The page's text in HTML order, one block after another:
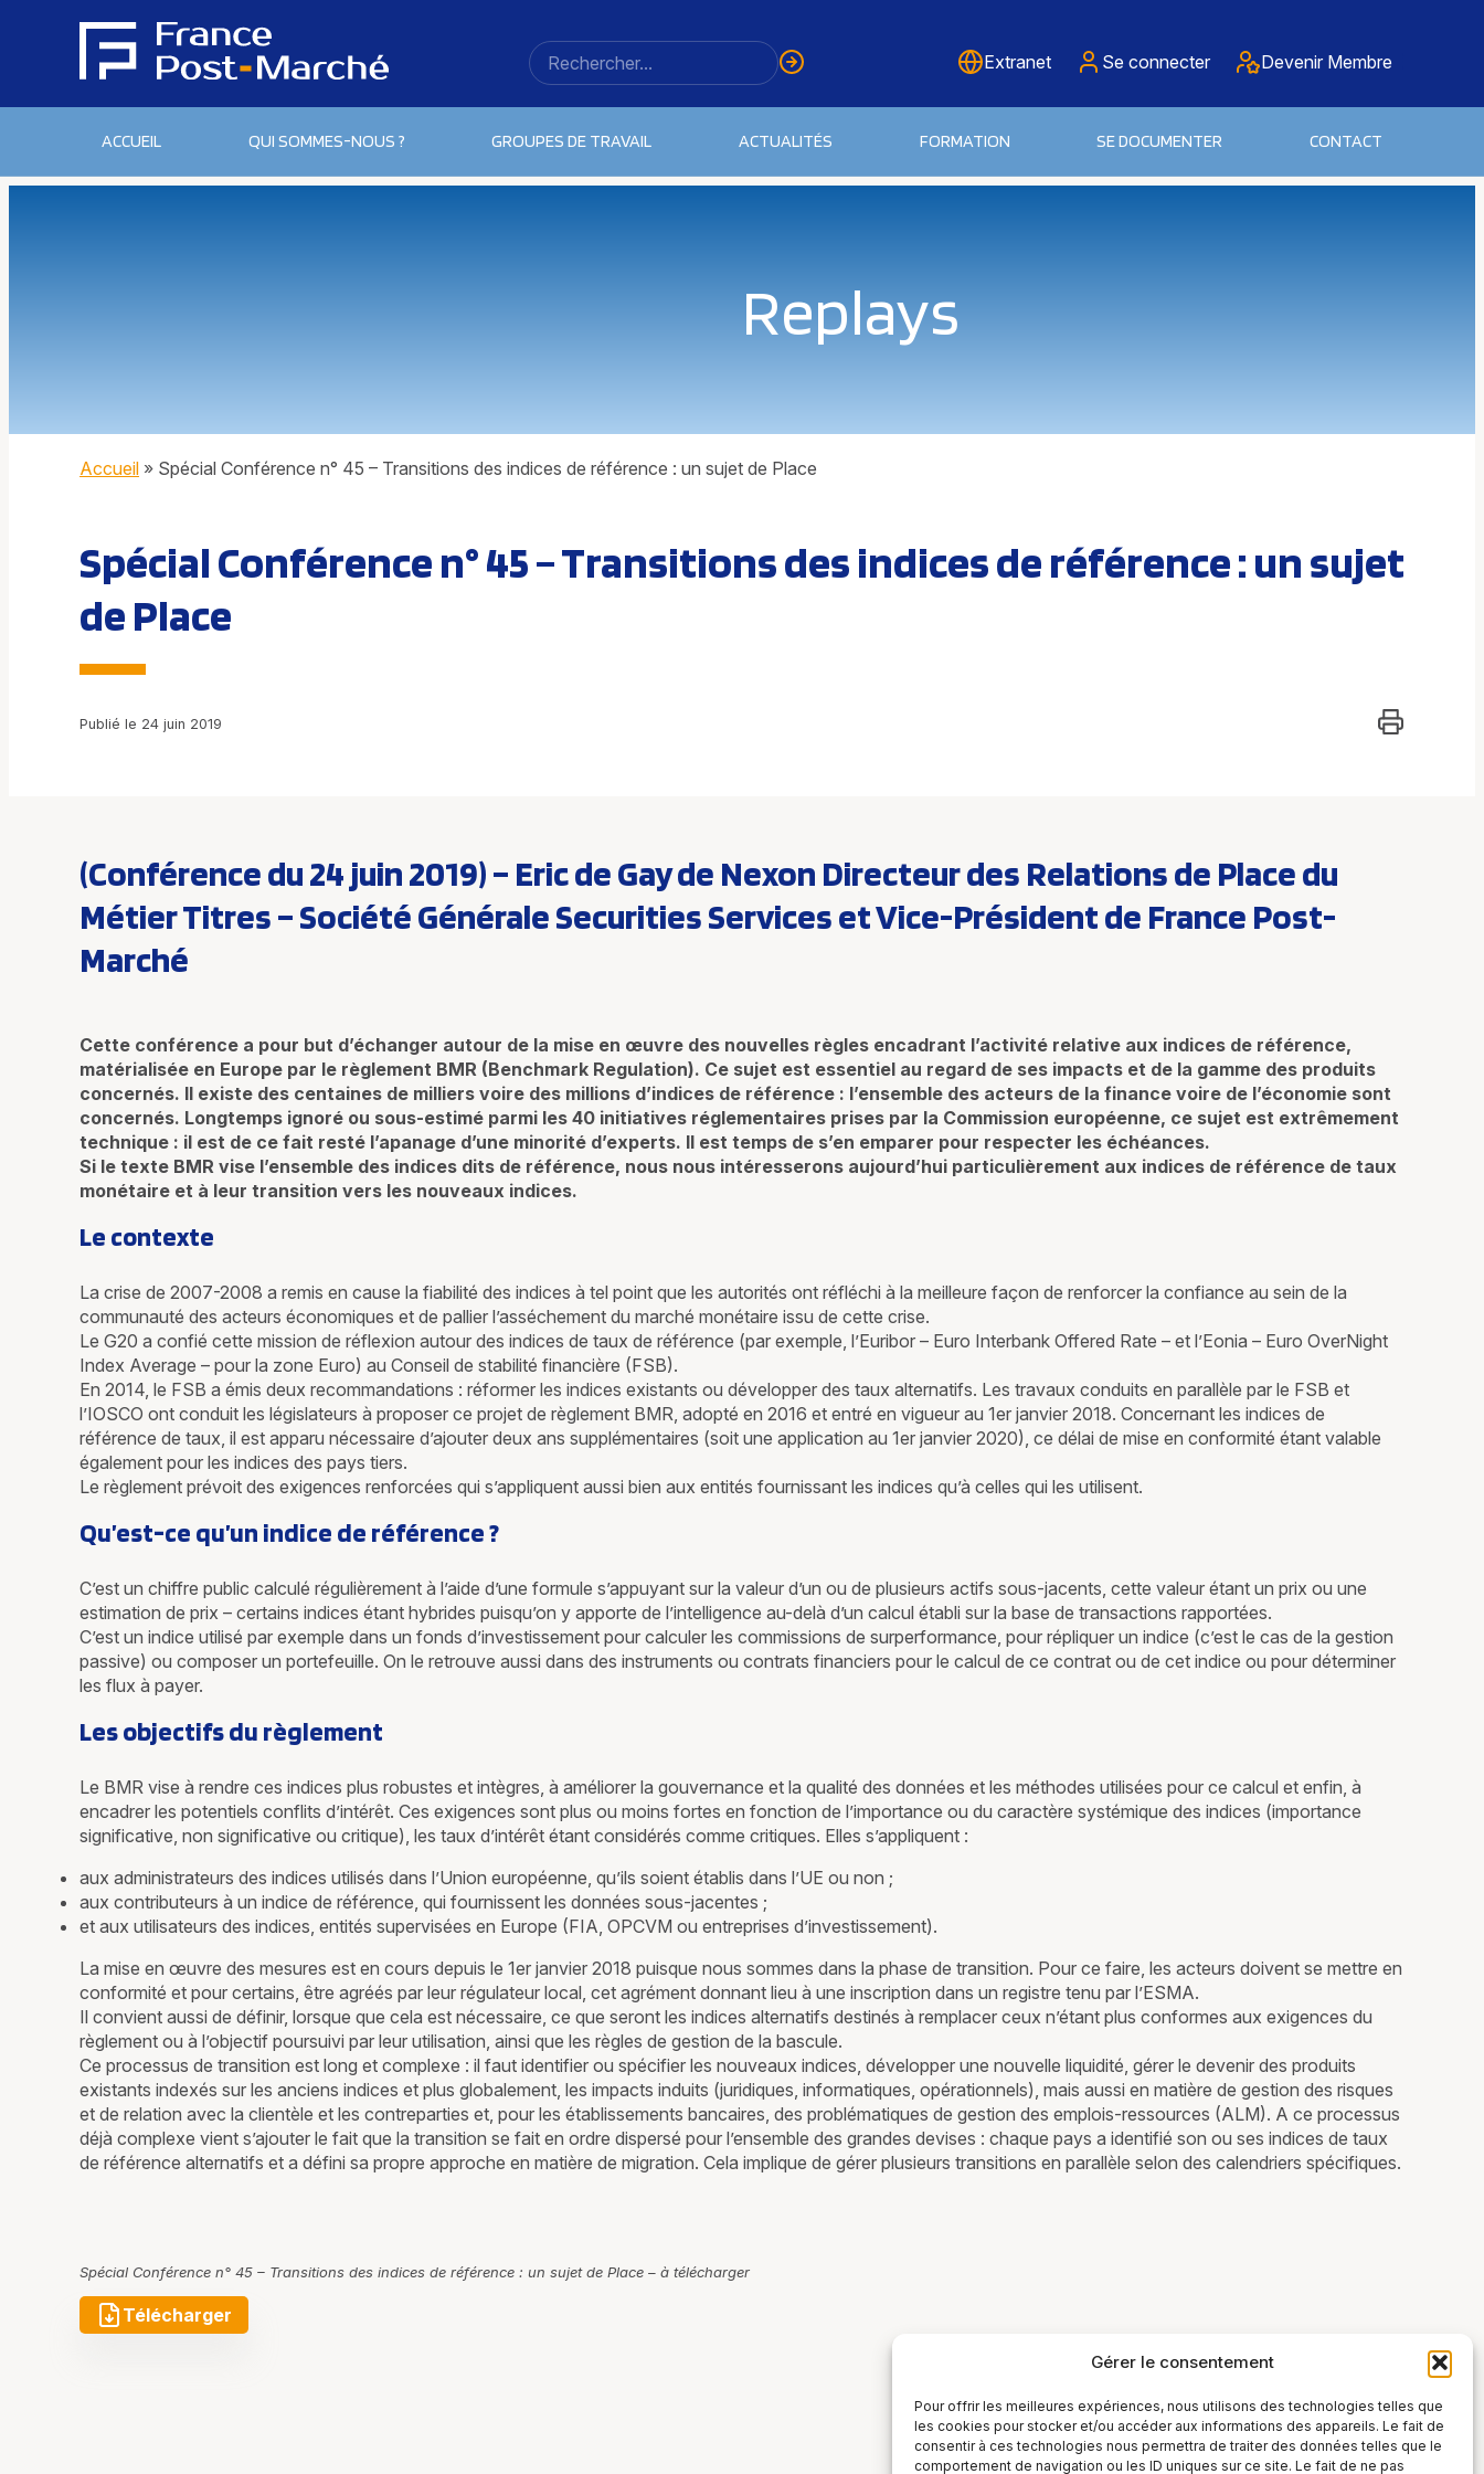
Gérer le consentement
Pour offrir les meilleures expériences, nous utilisons des technologies telles que
les cookies pour stocker et/ou accéder aux informations des appareils. Le fait de
consentir à ces technologies nous permettra de traiter des données telles que le
comportement de navigation ou les ID uniques sur ce site. Le fait de ne pas
Extranet Se connecter Devenir Membre
ACCUEIL QUI SOMMES-NOUS ? GROUPES DE TRAVAIL ACTUALITÉS FORMATION SE DOCUMENTER CONTACT
Replays
Accueil » Spécial Conférence n° 45 – Transitions des indices de référence : un sujet de Place
Spécial Conférence n° 45 – Transitions des indices de référence : un sujet
de Place
Publié le 24 juin 2019
(Conférence du 24 juin 2019) – Eric de Gay de Nexon Directeur des Relations de Place du
Métier Titres – Société Générale Securities Services et Vice-Président de France Post-
Marché
Cette conférence a pour but d’échanger autour de la mise en œuvre des nouvelles règles encadrant l’activité relative aux indices de référence,
matérialisée en Europe par le règlement BMR (Benchmark Regulation). Ce sujet est essentiel au regard de ses impacts et de la gamme des produits
concernés. Il existe des centaines de milliers voire des millions d’indices de référence : l’ensemble des acteurs de la finance voire de l’économie sont
concernés. Longtemps ignoré ou sous-estimé parmi les 40 initiatives réglementaires prises par la Commission européenne, ce sujet est extrêmement
technique : il est de ce fait resté l’apanage d’une minorité d’experts. Il est temps de s’en emparer pour respecter les échéances.
Si le texte BMR vise l’ensemble des indices dits de référence, nous nous intéresserons aujourd’hui particulièrement aux indices de référence de taux
monétaire et à leur transition vers les nouveaux indices.
Le contexte
La crise de 2007-2008 a remis en cause la fiabilité des indices à tel point que les autorités ont réfléchi à la meilleure façon de renforcer la confiance au sein de la
communauté des acteurs économiques et de pallier l’asséchement du marché monétaire issu de cette crise.
Le G20 a confié cette mission de réflexion autour des indices de taux de référence (par exemple, l’Euribor – Euro Interbank Offered Rate – et l’Eonia – Euro OverNight
Index Average – pour la zone Euro) au Conseil de stabilité financière (FSB).
En 2014, le FSB a émis deux recommandations : réformer les indices existants ou développer des taux alternatifs. Les travaux conduits en parallèle par le FSB et
l’IOSCO ont conduit les législateurs à proposer ce projet de règlement BMR, adopté en 2016 et entré en vigueur au 1er janvier 2018. Concernant les indices de
référence de taux, il est apparu nécessaire d’ajouter deux ans supplémentaires (soit une application au 1er janvier 2020), ce délai de mise en conformité étant valable
également pour les indices des pays tiers.
Le règlement prévoit des exigences renforcées qui s’appliquent aussi bien aux entités fournissant les indices qu’à celles qui les utilisent.
Qu’est-ce qu’un indice de référence ?
C’est un chiffre public calculé régulièrement à l’aide d’une formule s’appuyant sur la valeur d’un ou de plusieurs actifs sous-jacents, cette valeur étant un prix ou une
estimation de prix – certains indices étant hybrides puisqu’on y apporte de l’intelligence au-delà d’un calcul établi sur la base de transactions rapportées.
C’est un indice utilisé par exemple dans un fonds d’investissement pour calculer les commissions de surperformance, pour répliquer un indice (c’est le cas de la gestion
passive) ou composer un portefeuille. On le retrouve aussi dans des instruments ou contrats financiers pour le calcul de ce contrat ou de cet indice ou pour déterminer
les flux à payer.
Les objectifs du règlement
Le BMR vise à rendre ces indices plus robustes et intègres, à améliorer la gouvernance et la qualité des données et les méthodes utilisées pour ce calcul et enfin, à
encadrer les potentiels conflits d’intérêt. Ces exigences sont plus ou moins fortes en fonction de l’importance ou du caractère systémique des indices (importance
significative, non significative ou critique), les taux d’intérêt étant considérés comme critiques. Elles s’appliquent :
aux administrateurs des indices utilisés dans l’Union européenne, qu’ils soient établis dans l’UE ou non ;
aux contributeurs à un indice de référence, qui fournissent les données sous-jacentes ;
et aux utilisateurs des indices, entités supervisées en Europe (FIA, OPCVM ou entreprises d’investissement).
La mise en œuvre des mesures est en cours depuis le 1er janvier 2018 puisque nous sommes dans la phase de transition. Pour ce faire, les acteurs doivent se mettre en
conformité et pour certains, être agréés par leur régulateur local, cet agrément donnant lieu à une inscription dans un registre tenu par l’ESMA.
Il convient aussi de définir, lorsque que cela est nécessaire, ce que seront les indices alternatifs destinés à remplacer ceux n’étant plus conformes aux exigences du
règlement ou à l’objectif poursuivi par leur utilisation, ainsi que les règles de gestion de la bascule.
Ce processus de transition est long et complexe : il faut identifier ou spécifier les nouveaux indices, développer une nouvelle liquidité, gérer le devenir des produits
existants indexés sur les anciens indices et plus globalement, les impacts induits (juridiques, informatiques, opérationnels), mais aussi en matière de gestion des risques
et de relation avec la clientèle et les contreparties et, pour les établissements bancaires, des problématiques de gestion des emplois-ressources (ALM). A ce processus
déjà complexe vient s’ajouter le fait que la transition se fait en ordre dispersé pour l’ensemble des grandes devises : chaque pays a identifié son ou ses indices de taux
de référence alternatifs et a défini sa propre approche en matière de migration. Cela implique de gérer plusieurs transitions en parallèle selon des calendriers spécifiques.
Spécial Conférence n° 45 – Transitions des indices de référence : un sujet de Place – à télécharger
Télécharger